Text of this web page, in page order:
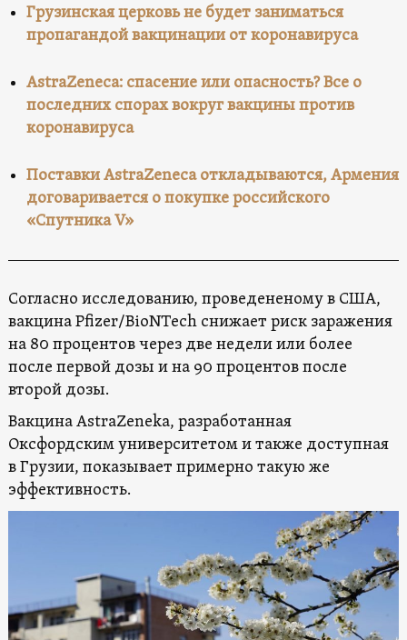
Грузинская церковь не будет заниматься
пропагандой вакцинации от коронавируса
AstraZeneca: спасение или опасность? Все о
последних спорах вокруг вакцины против
коронавируса
Поставки AstraZeneca откладываются, Армения
договаривается о покупке российского
«Спутника V»
Согласно исследованию, проведененому в США,
вакцина Pfizer/BioNTech снижает риск заражения
на 80 процентов через две недели или более
после первой дозы и на 90 процентов после
второй дозы.
Вакцина AstraZeneka, разработанная
Оксфордским университетом и также доступная
в Грузии, показывает примерно такую ​​же
эффективность.